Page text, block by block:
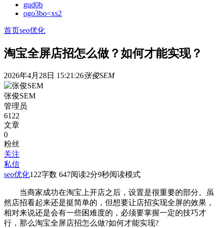
gud0b
ogo3bo<xs2
首页seo优化
淘宝全屏店招怎么做？如何才能实现？
2026年4月28日 15:21:26张俊SEM
张俊SEM
管理员
6122
文章
0
粉丝
关注
私信
seo优化122字数 647阅读2分9秒阅读模式
当商家成功在淘宝上开店之后，设置是很重要的部分。虽
然店招看起来还是挺简单的，但想要让店招实现全屏的效果，
相对来说还是会有一些困难度的，必须要掌握一定的技巧才
行，那么淘宝全屏店招怎么做?如何才能实现?